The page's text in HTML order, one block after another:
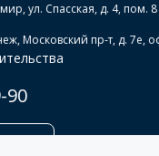
,ул. Спасская, д. 4, пом. 8
,Московский пр-т, д. 7е,
90